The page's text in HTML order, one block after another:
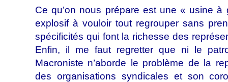
Ce qu’on nous prépare est une « usine à
explosif à vouloir tout regrouper sans
spécificités qui font la richesse des
Enfin, il me faut regretter que ni le
Macroniste n’aborde le problème de la
des organisations syndicales et son